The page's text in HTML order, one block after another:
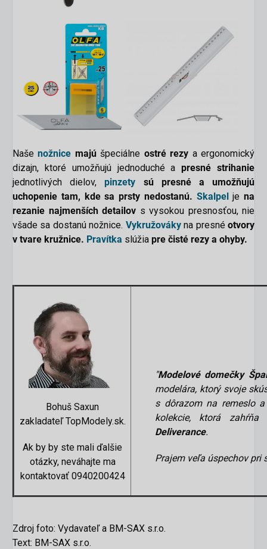
Našenožnice majúšpeciálne ostré rezy a ergonomický
dizajn, ktoré umožňujú jednoduché a presné strihanie
jednotlivých dielov,pinzety sú presné a umožňujú
uchopenie tam, kde sa prsty nedostanú. Skalpelje na
rezanie najmenších detailov s vysokou presnosťou, nie
všade sa dostanú nožnice. Vykružováky na presnéotvory
v tvare kružnice. Pravítka slúžia pre čisté rezy a ohyby.
Bohuš Saxun
zakladateľ TopModely.sk.
Ak by by ste mali ďalšie
otázky, neváhajte ma
kontaktovať 0940200424
"Modelové domečky
modelára, ktorý svoje
s dôrazom na remeslo
kolekcie, ktorá
Deliverance.
Prajem veľa úspechov pri
Zdroj foto: Vydavateľ a BM-SAX s.r.o.
Text: BM-SAX s.r.o.